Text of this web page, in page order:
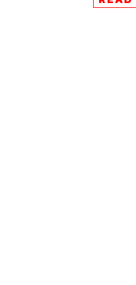
หุ้นของบริษัทหลักทรัพย์ฟินันเ